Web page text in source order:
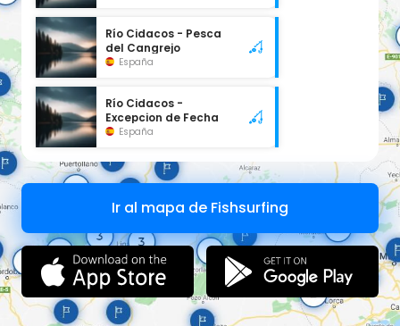
Río Cidacos - Pesca
del Cangrejo
España
Río Cidacos -
Excepcion de Fecha
España
Ir al mapa de Fishsurfing